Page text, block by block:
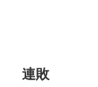
連敗